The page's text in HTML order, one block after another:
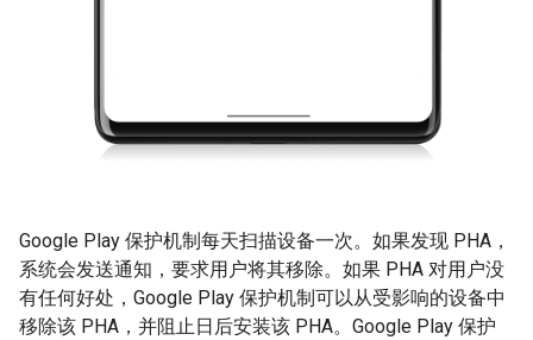
Google Play 保护机制每天扫描设备一次。如果发现 PHA，
系统会发送通知，要求用户将其移除。如果 PHA 对用户没
有任何好处，Google Play 保护机制可以从受影响的设备中
移除该 PHA，并阻止日后安装该 PHA。Google Play 保护